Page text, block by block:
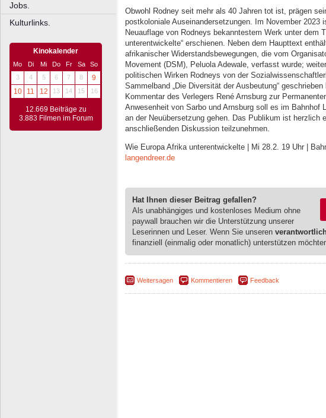
Jobs.
Kulturlinks.
Kinokalender
Mo Di Mi Do Fr Sa
So
3
4 5 6 7 8
9
10
11 12 13 14 15 16
12.669 Beiträge zu
3.883 Filmen im Forum
Obwohl Rodney seit mehr als 40 Jahren tot ist, prägen
postkoloniale Auseinandersetzungen. Im November 2023
Neuauflage von Rodneys bekanntestem Werk unter dem
unterentwickelte“ erschienen. Neben dem Haupttext
afrikanischer Widerstandsbewegungen, die vom
Movement (DSM), Peluola Adewale, verfasst wurde;
politischen Wirken Rodneys von der
Sammelband „Die Diversität der Ausbeutung“
Kommentar des Verlegers René Arnsburg zur
Anwesenheit von Sarbo und Arnsburg soll es im Bahnhof
an der Neuübersetzung gehen. Das Publikum ist herzlich
anschließenden Diskussion teilzunehmen.
Wie Europa Afrika unterentwickelte | Mi 28.2. 19 Uhr |
langendreer.de
Hat Ihnen dieser Beitrag gefallen?
Als unabhängiges und kostenloses Medium ohne
paywall brauchen wir die Unterstützung unserer
Leserinnen und Leser. Wenn Sie unseren
finanziell (einmalig oder monatlich) unterstützen
Weitersagen Kommentieren Feedback